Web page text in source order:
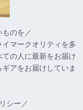
ものを／
マークオリティを多
ての人に最新をお届け
アをお届けしていま
シー／